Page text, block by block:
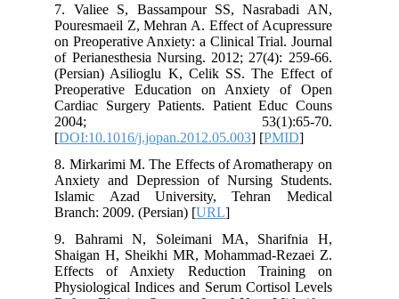
7. Valiee S, Bassampour SS, Nasrabadi AN,
Pouresmaeil Z, Mehran A. Effect of Acupressure
on Preoperative Anxiety: a Clinical Trial. Journal
of Perianesthesia Nursing. 2012; 27(4): 259-66.
(Persian) Asilioglu K, Celik SS. The Effect of
Preoperative Education on Anxiety of Open
Cardiac Surgery Patients. Patient Educ Couns
2004; 53(1):65-70.
[DOI:10.1016/j.jopan.2012.05.003] [PMID
8. Mirkarimi M. The Effects of Aromatherapy on
Anxiety and Depression of Nursing Students.
Islamic Azad University, Tehran Medical
Branch: 2009. (Persian) [URL
9. Bahrami N, Soleimani MA, Sharifnia H,
Shaigan H, Sheikhi MR, Mohammad-Rezaei Z.
Effects of Anxiety Reduction Training on
Physiological Indices and Serum Cortisol Levels